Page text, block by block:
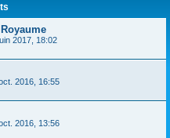
2017, 18:02
2016, 16:55
2016, 13:56